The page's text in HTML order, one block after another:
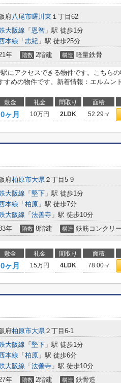
府八尾市曙川東 １丁目62
大阪線 「 恩智 」駅 徒歩1分
本線 「 志紀 」駅 徒歩25分
年 階数 2階建 構造 軽量鉄骨
にアクセスできる物件です。こちら
すめの物件です。新着情報：エルムン
敷金 礼金 間取り 面積
0ヶ月 10万円 2LDK 52.29㎡
府柏原市大県 ２丁目5-9
大阪線 「 堅下 」駅 徒歩1分
本線 「 柏原 」駅 徒歩7分
大阪線 「 法善寺 」駅 徒歩10分
年 階数 8階建 構造 鉄筋コンクリ
敷金 礼金 間取り 面積
0ヶ月 15万円 4LDK 78.00㎡
府柏原市大県 ２丁目6-1
大阪線 「 堅下 」駅 徒歩1分
本線 「 柏原 」駅 徒歩6分
大阪線 「 法善寺 」駅 徒歩10分
年 階数 2階建 構造 鉄骨造